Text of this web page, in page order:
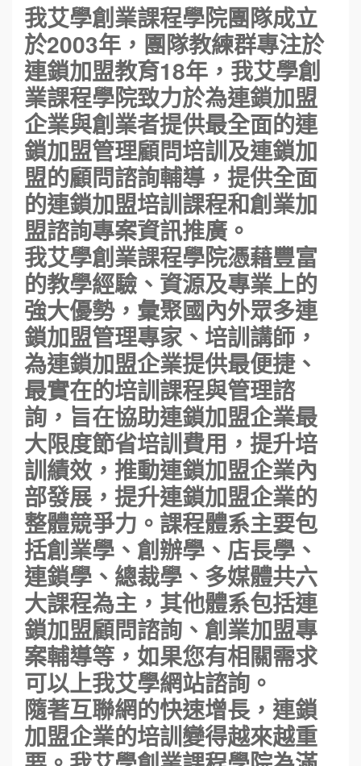
我艾學創業課程學院團隊成立
於2003年，團隊教練群專注於
連鎖加盟教育18年，我艾學創
業課程學院致力於為連鎖加盟
企業與創業者提供最全面的連
鎖加盟管理顧問培訓及連鎖加
盟的顧問諮詢輔導，提供全面
的連鎖加盟培訓課程和創業加
盟諮詢專案資訊推廣。
我艾學創業課程學院憑藉豐富
的教學經驗、資源及專業上的
強大優勢，彙聚國內外眾多連
鎖加盟管理專家、培訓講師，
為連鎖加盟企業提供最便捷、
最實在的培訓課程與管理諮
詢，旨在協助連鎖加盟企業最
大限度節省培訓費用，提升培
訓績效，推動連鎖加盟企業內
部發展，提升連鎖加盟企業的
整體競爭力。課程體系主要包
括創業學、創辦學、店長學、
連鎖學、總裁學、多媒體共六
大課程為主，其他體系包括連
鎖加盟顧問諮詢、創業加盟專
案輔導等，如果您有相關需求
可以上我艾學網站諮詢。
隨著互聯網的快速增長，連鎖
加盟企業的培訓變得越來越重